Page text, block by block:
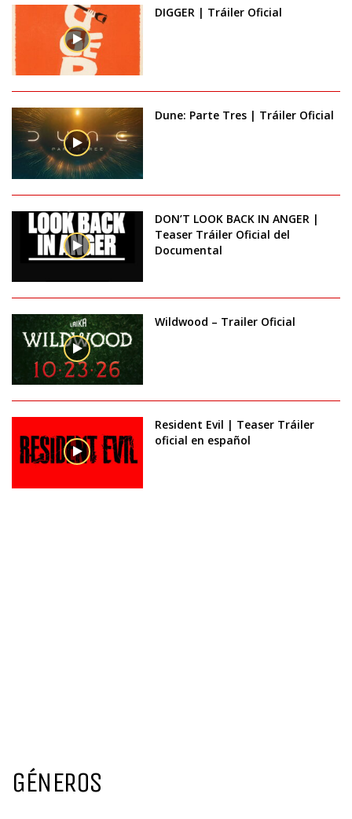
DIGGER | Tráiler Oficial
Dune: Parte Tres | Tráiler Oficial
DON’T LOOK BACK IN ANGER |
Teaser Tráiler Oficial del
Documental
Wildwood – Trailer Oficial
Resident Evil | Teaser Tráiler
oficial en español
GÉNEROS